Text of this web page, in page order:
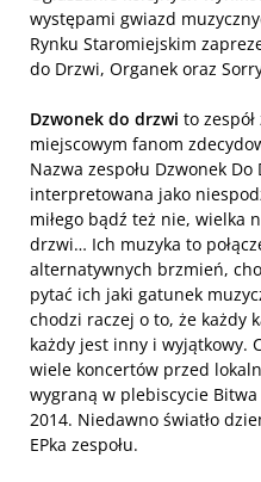
występami gwiazd
Rynku Staromiejskim
do Drzwi, Organek oraz
Dzwonek do drzwi to
miejscowym fanom
Nazwa zespołu Dzwonek
interpretowana jako
miłego bądź też nie, wielka
drzwi… Ich muzyka to
alternatywnych brzmień,
pytać ich jaki gatunek
chodzi raczej o to, że każdy
każdy jest inny i wyjątkowy.
wiele koncertów przed
wygraną w plebiscycie
2014. Niedawno światło
EPka zespołu.